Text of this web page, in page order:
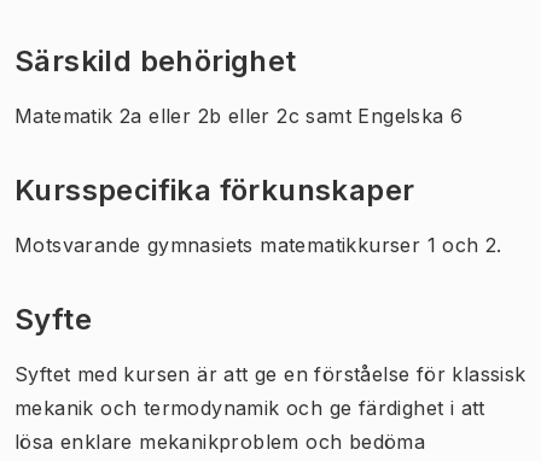
Särskild behörighet
Matematik 2a eller 2b eller 2c samt Engelska 6
Kursspecifika förkunskaper
Motsvarande gymnasiets matematikkurser 1 och 2.
Syfte
Syftet med kursen är att ge en förståelse för klassisk
mekanik och termodynamik och ge färdighet i att
lösa enklare mekanikproblem och bedöma